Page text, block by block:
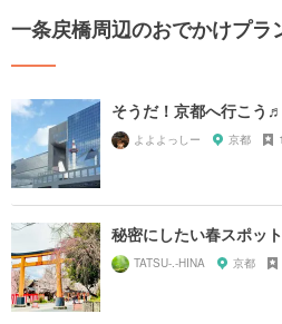
一条戻橋周辺のおでかけプラ
そうだ！京都へ行こ
よよよっしー 京都 1
秘密にしたい春スポッ
TATSU-.-HINA 京都